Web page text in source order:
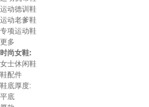
运动德训鞋
运动老爹鞋
专项运动鞋
更多
时尚女鞋:
女士休闲鞋
鞋配件
鞋底厚度:
平底